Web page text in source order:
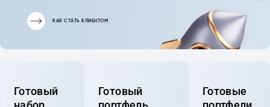
КАК СТАТЬ КЛИЕНТОМ
Готовый
Готовый
Готовые